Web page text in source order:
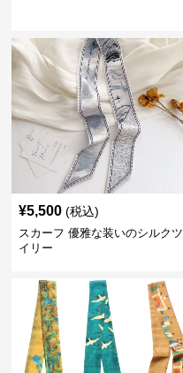
¥5,500 (税込)
スカーフ 優雅な装いのシルクツ
イリー